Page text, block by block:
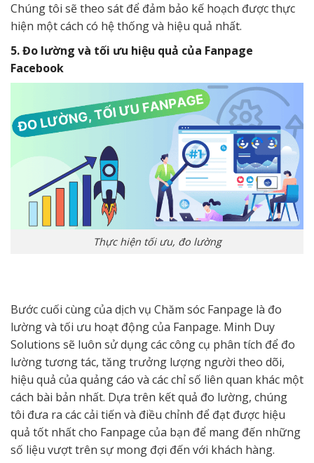
Chúng tôi sẽ theo sát để đảm bảo kế hoạch được thực
hiện một cách có hệ thống và hiệu quả nhất.
5. Đo lường và tối ưu hiệu quả của Fanpage
Facebook
Thực hiện tối ưu, đo lường
Bước cuối cùng của dịch vụ Chăm sóc Fanpage là đo
lường và tối ưu hoạt động của Fanpage. Minh Duy
Solutions sẽ luôn sử dụng các công cụ phân tích để đo
lường tương tác, tăng trưởng lượng người theo dõi,
hiệu quả của quảng cáo và các chỉ số liên quan khác một
cách bài bản nhất. Dựa trên kết quả đo lường, chúng
tôi đưa ra các cải tiến và điều chỉnh để đạt được hiệu
quả tốt nhất cho Fanpage của bạn để mang đến những
số liệu vượt trên sự mong đợi đến với khách hàng.